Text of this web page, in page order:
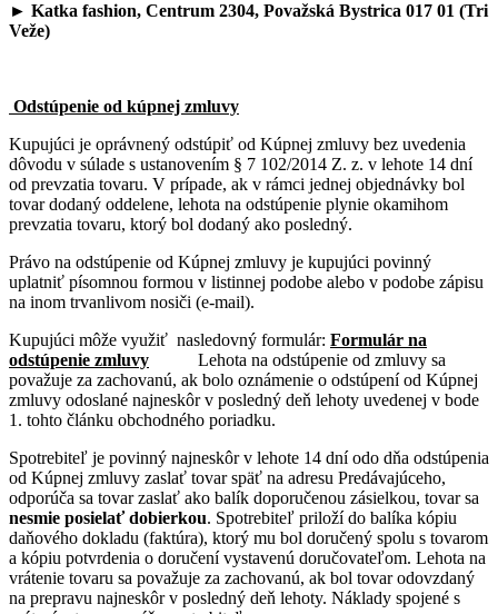
► Katka fashion, Centrum 2304, Považská Bystrica 017 01 (Tri
Veže)
Odstúpenie od kúpnej zmluvy
Kupujúci je oprávnený odstúpiť od Kúpnej zmluvy bez uvedenia
dôvodu v súlade s ustanovením § 7 102/2014 Z. z. v lehote 14 dní
od prevzatia tovaru. V prípade, ak v rámci jednej objednávky bol
tovar dodaný oddelene, lehota na odstúpenie plynie okamihom
prevzatia tovaru, ktorý bol dodaný ako posledný.
Právo na odstúpenie od Kúpnej zmluvy je kupujúci povinný
uplatniť písomnou formou v listinnej podobe alebo v podobe zápisu
na inom trvanlivom nosiči (e-mail).
Kupujúci môže využiť nasledovný formulár: Formulár na
odstúpenie zmluvy Lehota na odstúpenie od zmluvy sa
považuje za zachovanú, ak bolo oznámenie o odstúpení od Kúpnej
zmluvy odoslané najneskôr v posledný deň lehoty uvedenej v bode
1. tohto článku obchodného poriadku.
Spotrebiteľ je povinný najneskôr v lehote 14 dní odo dňa odstúpenia
od Kúpnej zmluvy zaslať tovar späť na adresu Predávajúceho,
odporúča sa tovar zaslať ako balík doporučenou zásielkou, tovar sa
nesmie posielať dobierkou. Spotrebiteľ priloží do balíka kópiu
daňového dokladu (faktúra), ktorý mu bol doručený spolu s tovarom
a kópiu potvrdenia o doručení vystavenú doručovateľom. Lehota na
vrátenie tovaru sa považuje za zachovanú, ak bol tovar odovzdaný
na prepravu najneskôr v posledný deň lehoty. Náklady spojené s